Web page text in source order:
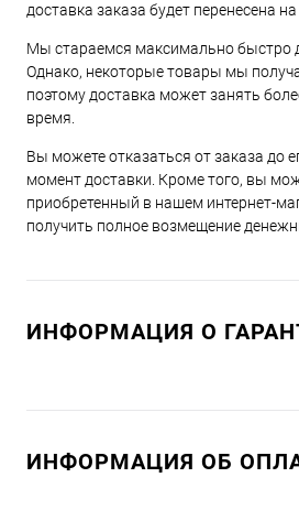
доставка заказа будет перенесена
Мы стараемся максимально быстро
Однако, некоторые товары мы
поэтому доставка может занять
время.
Вы можете отказаться от заказа до
момент доставки. Кроме того, вы
приобретенный в нашем интернет-
получить полное возмещение
ИНФОРМАЦИЯ О
ИНФОРМАЦИЯ ОБ